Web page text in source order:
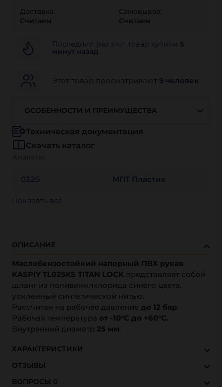
Доставка:
Считаем
Самовывоз:
Считаем
Последний раз этот товар купили 5
минут назад
Этот товар просматривают 9 человек
ОСОБЕННОСТИ И ПРЕИМУЩЕСТВА
Техническая документация
Скачать каталог
032Б МПТ Пластик
Показать всё
ОПИСАНИЕ
Маслобензостойкий напорный ПВХ рукав
KASPIY TL025KS TITAN LOCK представляет собой
шланг из поливинилхлорида синего цвета,
усиленный синтетической нитью.
Рассчитан на рабочее давление до 12 бар.
Рабочая температура от -10°C до +60°C.
Внутренний диаметр 25 мм.
ХАРАКТЕРИСТИКИ
ОТЗЫВЫ
ВОПРОСЫ 0